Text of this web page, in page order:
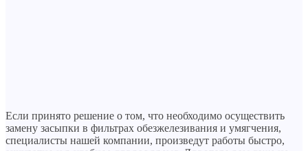
Если принято решение о том, что необходимо осуществить
замену засыпки в фильтрах обезжелезивания и умягчения,
специалисты нашей компании, произведут работы быстро,